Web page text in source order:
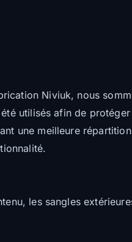
Niviuk, nous
utilisés afin de
une meilleure
les sangles